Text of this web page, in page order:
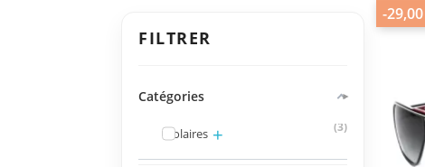
FILTRER
Catégories
Solaires 3
-